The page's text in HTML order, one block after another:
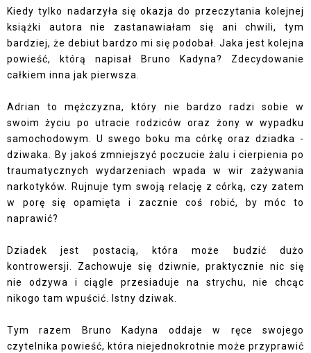
Kiedy tylko nadarzyła się okazja do przeczytania kolejnej
książki autora nie zastanawiałam się ani chwili, tym
bardziej, że debiut bardzo mi się podobał. Jaka jest kolejna
powieść, którą napisał Bruno Kadyna? Zdecydowanie
całkiem inna jak pierwsza.
Adrian to mężczyzna, który nie bardzo radzi sobie w
swoim życiu po utracie rodziców oraz żony w wypadku
samochodowym. U swego boku ma córkę oraz dziadka -
dziwaka. By jakoś zmniejszyć poczucie żalu i cierpienia po
traumatycznych wydarzeniach wpada w wir zażywania
narkotyków. Rujnuje tym swoją relację z córką, czy zatem
w porę się opamięta i zacznie coś robić, by móc to
naprawić?
Dziadek jest postacią, która może budzić dużo
kontrowersji. Zachowuje się dziwnie, praktycznie nic się
nie odzywa i ciągle przesiaduje na strychu, nie chcąc
nikogo tam wpuścić. Istny dziwak.
Tym razem Bruno Kadyna oddaje w ręce swojego
czytelnika powieść, która niejednokrotnie może przyprawić